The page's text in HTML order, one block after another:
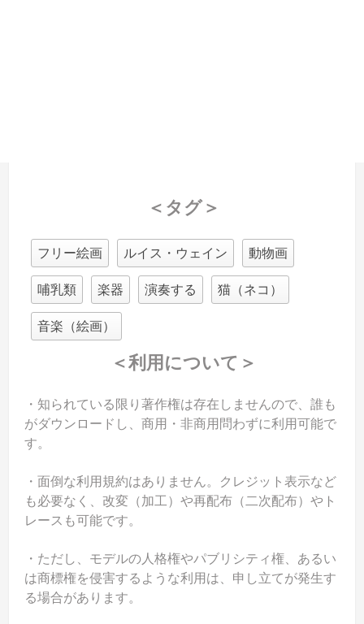
＜タグ＞
フリー絵画 ルイス・ウェイン 動物画
哺乳類 楽器 演奏する 猫（ネコ）
音楽（絵画）
＜利用について＞
・知られている限り著作権は存在しませんので、誰も
がダウンロードし、商用・非商用問わずに利用可能で
す。
・面倒な利用規約はありません。クレジット表示など
も必要なく、改変（加工）や再配布（二次配布）やト
レースも可能です。
・ただし、モデルの人格権やパブリシティ権、あるい
は商標権を侵害するような利用は、申し立てが発生す
る場合があります。